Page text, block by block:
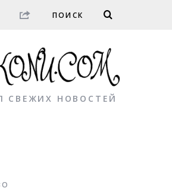
СВЕЖИХ НОВОСТЕЙ